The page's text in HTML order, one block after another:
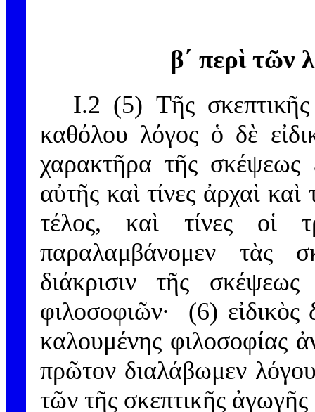
β´ περὶ τῶν
I.2 (5) Τῆς
καθόλου λόγος ὁ δὲ
χαρακτῆρα τῆς σκέψεως
αὐτῆς καὶ τίνες ἀρχαὶ καὶ
τέλος, καὶ τίνες οἱ
παραλαμβάνομεν τὰς
διάκρισιν τῆς
φιλοσοφιῶν· (6)
καλουμένης φιλοσοφίας
πρῶτον διαλάβωμεν
τῶν τῆς σκεπτικῆς